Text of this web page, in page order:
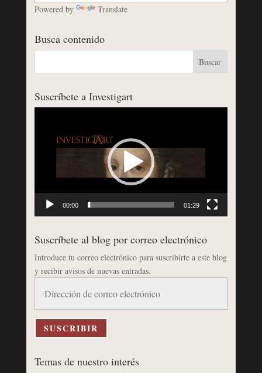
Powered by Translate
Busca contenido
Suscríbete a Investigart
00:00 01:29
Suscríbete al blog por correo electrónico
Introduce tu correo electrónico para suscribirte a este blog
y recibir avisos de nuevas entradas.
correo
electrónico
SUSCRIBIR
Temas de nuestro interés